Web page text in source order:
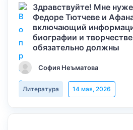
Здравствуйте! Мне
Федоре Тютчеве и
включающий
биографии и
обязательно должны
София Неъматова
Литература 14 мая, 2026